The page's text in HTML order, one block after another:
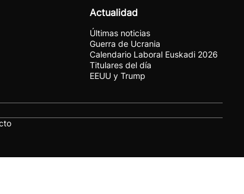
Actualidad
Últimas noticias
Guerra de Ucrania
Calendario Laboral Euskadi 2026
Titulares del día
EEUU y Trump